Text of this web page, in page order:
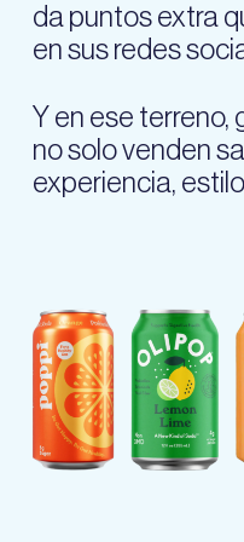
da puntos extra
en sus redes
Y en ese terreno,
no solo venden
experiencia,